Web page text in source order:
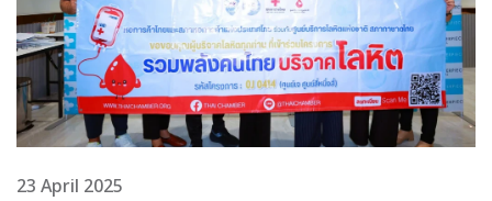
23 April 2025